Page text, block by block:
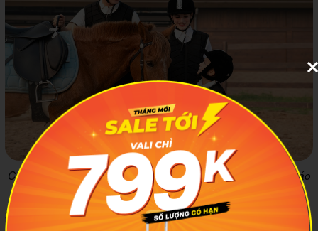
Các chuyên gia hướng dẫn các bạn nhỏ cưỡi ngựa. Ảnh: Báo
Dân Trí
3.5 Dạo bước trên phố đi bộ – công viên Vũ Yên